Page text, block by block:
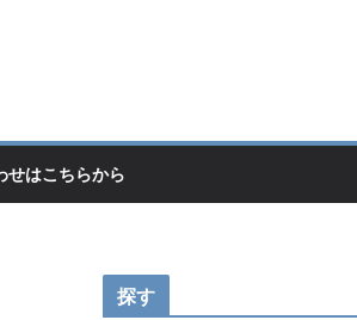
せはこちらから
探す